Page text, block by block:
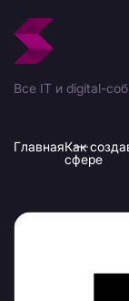
Все IT и digital-
ГлавнаяКак
сфере